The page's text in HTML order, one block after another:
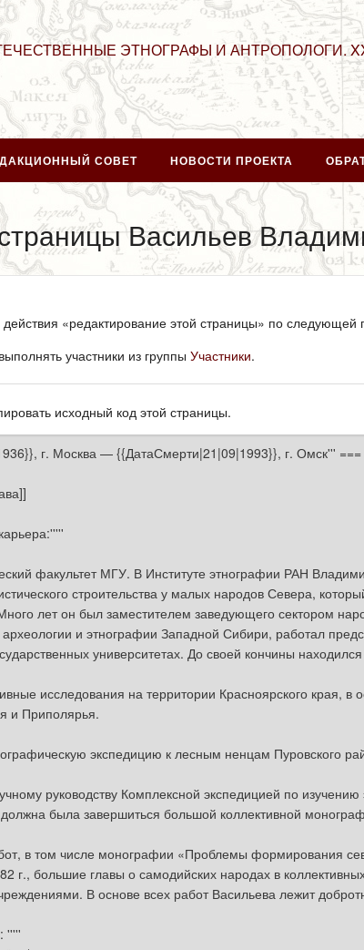
ЭТНОГРАФЫ И АНТРОПОЛОГИ.
СОВЕТ НОВОСТИ ПРОЕКТА
Васильев
«редактирование этой страницы» по следующей
участники из группыУчастники.
исходный код этой страницы.